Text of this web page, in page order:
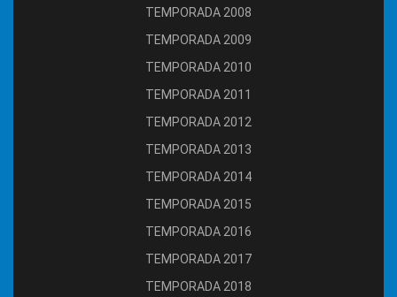
TEMPORADA 2008
TEMPORADA 2009
TEMPORADA 2010
TEMPORADA 2011
TEMPORADA 2012
TEMPORADA 2013
TEMPORADA 2014
TEMPORADA 2015
TEMPORADA 2016
TEMPORADA 2017
TEMPORADA 2018